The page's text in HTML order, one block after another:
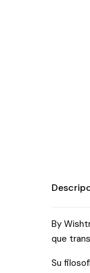
By
que
Su